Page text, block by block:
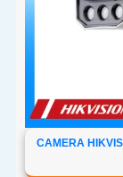
CAMERA